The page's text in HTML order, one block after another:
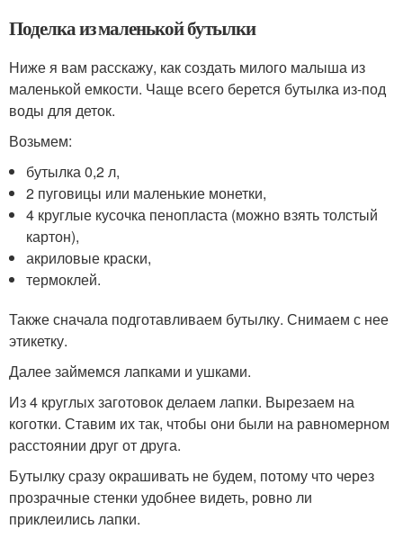
Поделка из маленькой бутылки
Ниже я вам расскажу, как создать милого малыша из
маленькой емкости. Чаще всего берется бутылка из-под
воды для деток.
Возьмем:
бутылка 0,2 л,
2 пуговицы или маленькие монетки,
4 круглые кусочка пенопласта (можно взять толстый
картон),
акриловые краски,
термоклей.
Также сначала подготавливаем бутылку. Снимаем с нее
этикетку.
Далее займемся лапками и ушками.
Из 4 круглых заготовок делаем лапки. Вырезаем на
коготки. Ставим их так, чтобы они были на равномерном
расстоянии друг от друга.
Бутылку сразу окрашивать не будем, потому что через
прозрачные стенки удобнее видеть, ровно ли
приклеились лапки.